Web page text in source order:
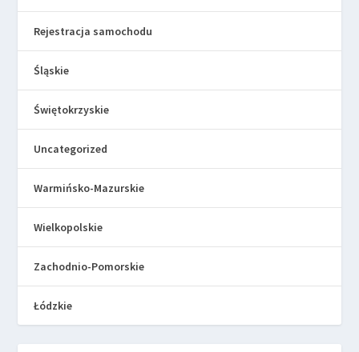
Rejestracja samochodu
Śląskie
Świętokrzyskie
Uncategorized
Warmińsko-Mazurskie
Wielkopolskie
Zachodnio-Pomorskie
Łódzkie